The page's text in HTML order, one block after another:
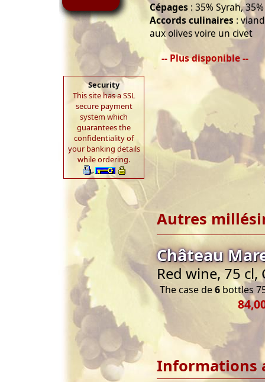
Security
This site has a SSL
secure payment
system which
guarantees the
confidentiality of
your banking details
while ordering.
Cépages : 35% Syrah,
Accords culinaires :
aux olives voire un civet
-- Plus disponible --
Autres
Château
Red wine, 75 cl,
The case de6 bottles
Informations